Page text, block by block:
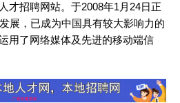
才招聘网站。于2008年1月24日正
展，已成为中国具有较大影响力的
用了网络媒体及先进的移动端信